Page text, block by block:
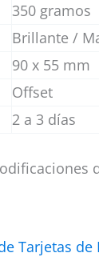
350 gramos
Brillante /
90 x 55 mm
Offset
2 a 3 días
Tarjetas de